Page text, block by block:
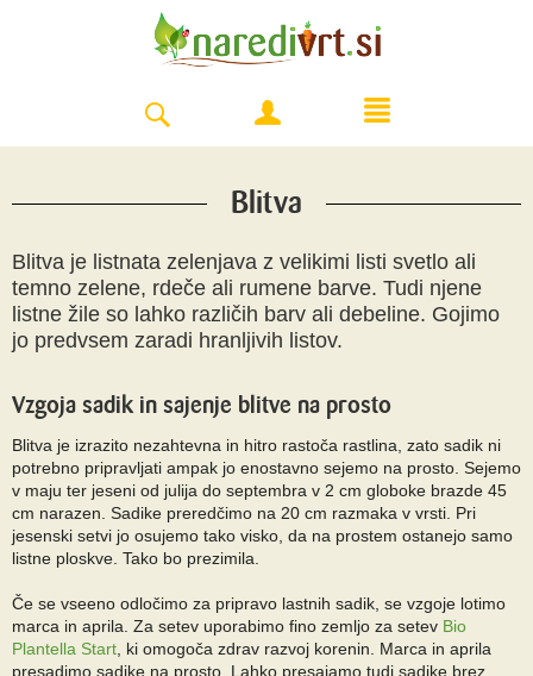
Blitva
Blitva je listnata zelenjava z velikimi listi svetlo ali
temno zelene, rdeče ali rumene barve. Tudi njene
listne žile so lahko različih barv ali debeline. Gojimo
jo predvsem zaradi hranljivih listov.
Vzgoja sadik in sajenje blitve na prosto
Blitva je izrazito nezahtevna in hitro rastoča rastlina, zato sadik ni
potrebno pripravljati ampak jo enostavno sejemo na prosto. Sejemo
v maju ter jeseni od julija do septembra v 2 cm globoke brazde 45
cm narazen. Sadike preredčimo na 20 cm razmaka v vrsti. Pri
jesenski setvi jo osujemo tako visko, da na prostem ostanejo samo
listne ploskve. Tako bo prezimila.
Če se vseeno odločimo za pripravo lastnih sadik, se vzgoje lotimo
marca in aprila. Za setev uporabimo fino zemljo za setev Bio
Plantella Start , ki omogoča zdrav razvoj korenin. Marca in aprila
presadimo sadike na prosto. Lahko presajamo tudi sadike brez